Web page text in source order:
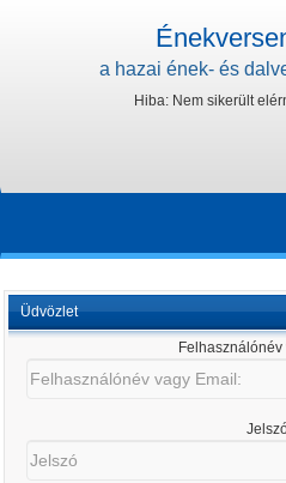
a hazai ének- és
Hiba: Nem sikerült
Üdvözlet